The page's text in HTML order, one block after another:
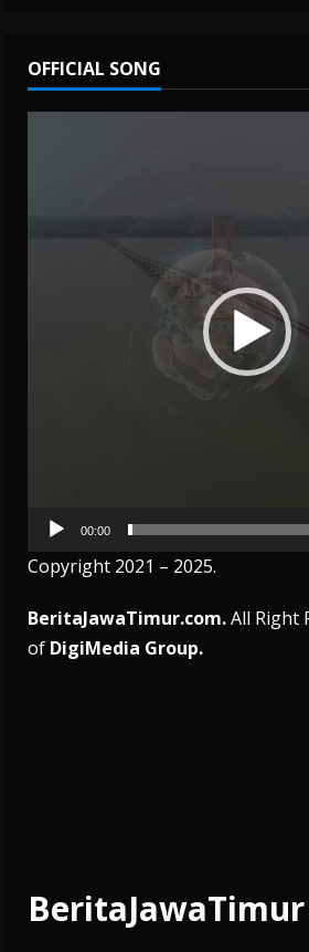
OFFICIAL SONG
00:00
Copyright 2021 – 2025.
BeritaJawaTimur.com.All Right
of DigiMedia Group.